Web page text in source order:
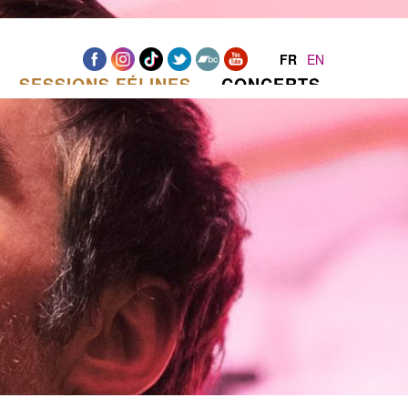
FR EN
SESSIONS FÉLINES CONCERTS